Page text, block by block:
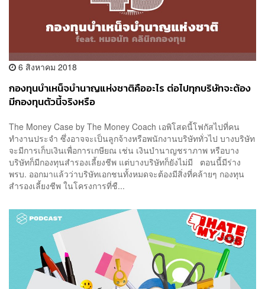
6 สิงหาคม 2018
กองทุนบำเหน็จบำนาญแห่งชาติคืออะไร ต่อไปทุกบริษัทจะต้อง
มีกองทุนตัวนี้จริงหรือ
The Money Case by The Money Coach เอพิโสดนี้โฟกัสไปที่คน
ทำงานประจำ ซึ่งอาจจะเป็นลูกจ้างหรือพนักงานบริษัททั่วไป บางบริษัท
จะมีการเก็บเงินเพื่อการเกษียณ เช่น เงินบำนาญชราภาพ หรือบาง
บริษัทก็มีกองทุนสำรองเลี้ยงชีพ แต่บางบริษัทก็ยังไม่มี ตอนนี้มีร่าง
พรบ. ออกมาแล้วว่าบริษัทเอกชนทั้งหมดจะต้องมีสิ่งที่คล้ายๆ กองทุน
สำรองเลี้ยงชีพ ในโครงการที่ชื...